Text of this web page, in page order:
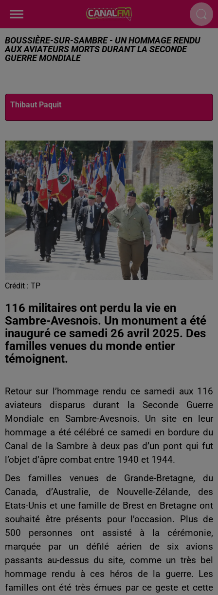
BOUSSIÈRE-SUR-SAMBRE - UN HOMMAGE RENDU
AUX AVIATEURS MORTS DURANT LA SECONDE
GUERRE MONDIALE
Thibaut Paquit
Crédit : TP
116 militaires ont perdu la vie en
Sambre-Avesnois. Un monument a été
inauguré ce samedi 26 avril 2025. Des
familles venues du monde entier
témoignent.
Retour sur l’hommage rendu ce samedi aux 116
aviateurs disparus durant la Seconde Guerre
Mondiale en Sambre-Avesnois. Un site en leur
hommage a été célébré ce samedi en bordure du
Canal de la Sambre à deux pas d’un pont qui fut
l’objet d’âpre combat entre 1940 et 1944.
Des familles venues de Grande-Bretagne, du
Canada, d’Australie, de Nouvelle-Zélande, des
Etats-Unis et une famille de Brest en Bretagne ont
souhaité être présents pour l’occasion. Plus de
500 personnes ont assisté à la cérémonie,
marquée par un défilé aérien de six avions
passants au-dessus du site, comme un très bel
hommage rendu à ces héros de la guerre. Les
familles ont été très émues par ce geste et cette